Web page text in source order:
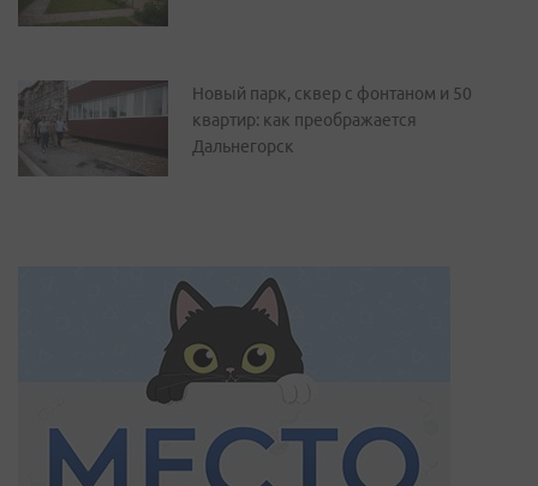
Новый парк, сквер с фонтаном и 50
квартир: как преображается
Дальнегорск